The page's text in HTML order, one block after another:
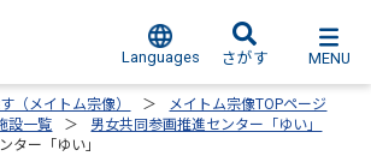
Languages さがす MENU
（メイトム宗像）
メイトム宗像TOPページ
設一覧
男女共同参画推進センター「ゆい」
ター「ゆい」